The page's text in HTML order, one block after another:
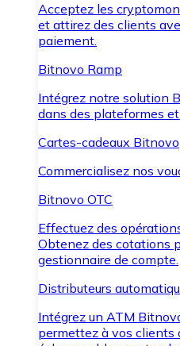
Acceptez les
et attirez des clients
paiement.
Bitnovo Ramp
Intégrez notre solution
dans des plateformes
Cartes-cadeaux Bitnovo
Commercialisez nos
Bitnovo OTC
Effectuez des
Obtenez des cotations
gestionnaire de compte.
Distributeurs
Intégrez un ATM
permettez à vos clients